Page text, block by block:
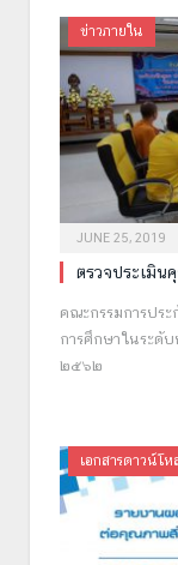
ข่าวภายใน
JUNE 25, 2019
ตรวจประเมิน
คณะกรรมการปร
การศึกษาในระดั
๒๕๖๒
เอกสารดาวน์โห